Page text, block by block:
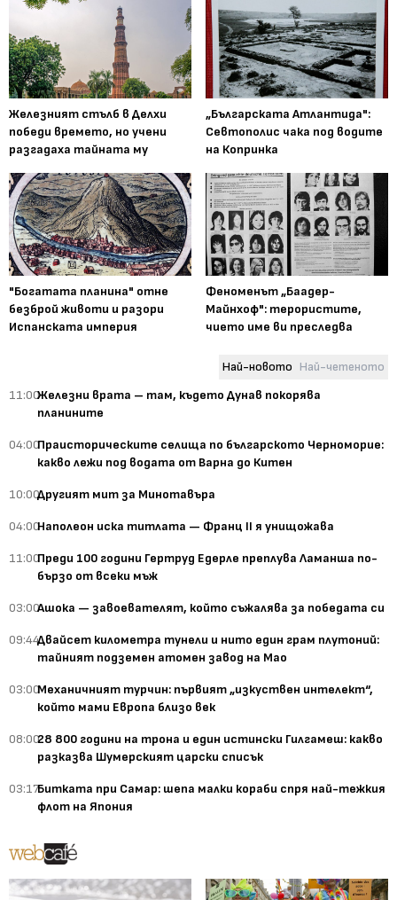
Железният стълб в Делхи
победи времето, но учени
разгадаха тайната му
„Българската Атлантида":
Севтополис чака под водите
на Копринка
"Богатата планина" отне
безброй животи и разори
Испанската империя
Феноменът „Баадер-
Майнхоф": терористите,
чието име ви преследва
Най-новото Най-четеното
11:00Железни врата – там, където Дунав покорява
планините
04:00Праисторическите селища по българското Черноморие:
какво лежи под водата от Варна до Китен
10:00Другият мит за Минотавъра
04:00Наполеон иска титлата — Франц II я унищожава
11:00Преди 100 години Гертруд Едерле преплува Ламанша по-
бързо от всеки мъж
03:00Ашока — завоевателят, който съжалява за победата си
09:44Двайсет километра тунели и нито един грам плутоний:
тайният подземен атомен завод на Мао
03:00Механичният турчин: първият „изкуствен интелект“,
който мами Европа близо век
08:0028 800 години на трона и един истински Гилгамеш: какво
разказва Шумерският царски списък
03:17Битката при Самар: шепа малки кораби спря най-тежкия
флот на Япония